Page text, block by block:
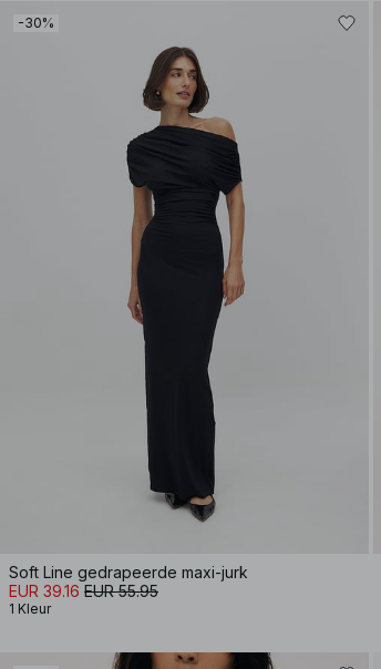
-30%
Soft Line gedrapeerde maxi-jurk
EUR 39.16 EUR 55.95
1 Kleur